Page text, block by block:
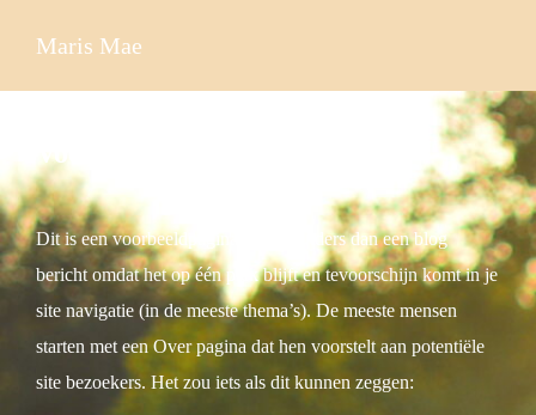
Maris Mae
Voorbeeld pagina
Dit is een voorbeeldpagina. Het is anders dan een blog
bericht omdat het op één plek blijft en tevoorschijn komt in je
site navigatie (in de meeste thema’s). De meeste mensen
starten met een Over pagina dat hen voorstelt aan potentiële
site bezoekers. Het zou iets als dit kunnen zeggen: